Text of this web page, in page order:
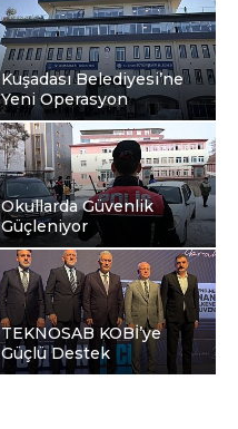
Kuşadası Belediyesi’ne
Yeni Operasyon
Okullarda Güvenlik
Güçleniyor
TEKNOSAB KOBİ’ye
Güçlü Destek